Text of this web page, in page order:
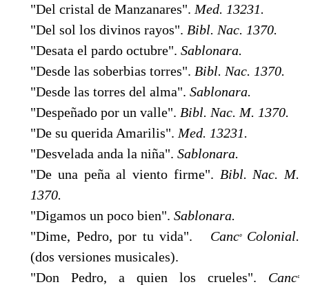
"Del cristal de Manzanares". Med. 13231.
"Del sol los divinos rayos". Bibl. Nac. 1370.
"Desata el pardo octubre". Sablonara.
"Desde las soberbias torres". Bibl. Nac. 1370.
"Desde las torres del alma". Sablonara.
"Despeñado por un valle". Bibl. Nac. M. 1370.
"De su querida Amarilis". Med. 13231.
"Desvelada anda la niña". Sablonara.
"De una peña al viento firme". Bibl. Nac. M.
1370.
"Digamos un poco bien". Sablonara.
"Dime, Pedro, por tu vida". CancºColonial.
(dos versiones musicales).
"Don Pedro, a quien los crueles". Cancº